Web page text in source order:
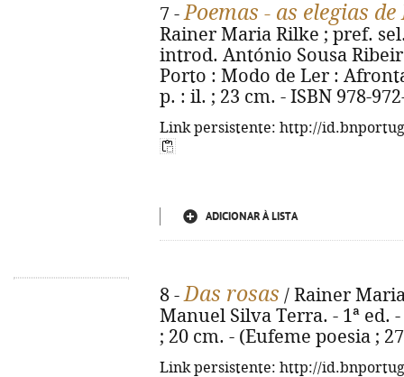
7 -Poemas - as elegias
Rainer Maria Rilke ; pref.
introd. António Sousa
Porto : Modo de Ler :
p. : il. ; 23 cm. - ISBN 978-
Link persistente: http://
ADICIONAR À LISTA
8 -Das rosas / Rainer
Manuel Silva Terra. - 1ª ed.
; 20 cm. - (Eufeme poesia ;
Link persistente: http://